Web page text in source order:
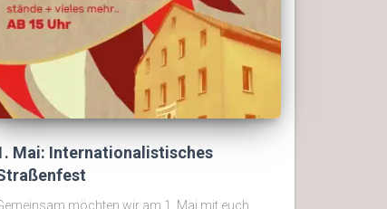
Mai: Internationalistisches
möchten wir am 1. Mai mit euch